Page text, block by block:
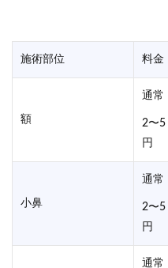
施術部位 料金
額
通
2〜
円
小鼻
通
2〜
円
通